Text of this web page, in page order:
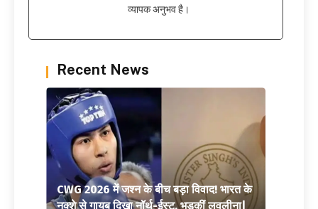
व्यापक अनुभव है।
Recent News
CWG 2026 में जश्न के बीच बड़ा विवाद! भारत के
नक्शे से गायब दिखा नॉर्थ-ईस्ट, भड़कीं लवलीना|